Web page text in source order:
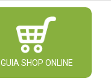
GUIA SHOP ONLINE